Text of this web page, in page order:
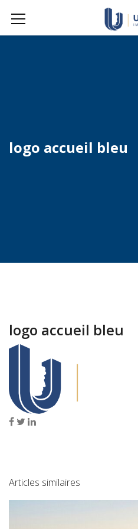
logo accueil bleu
logo accueil bleu
Articles similaires